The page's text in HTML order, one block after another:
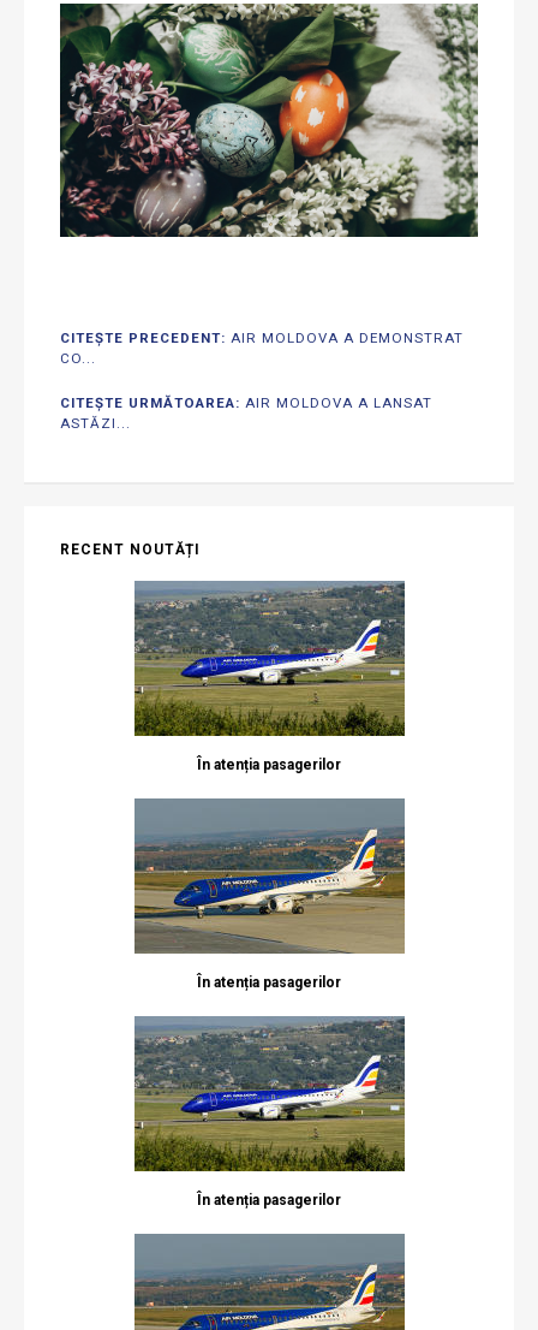
CITEȘTE PRECEDENT: AIR MOLDOVA A DEMONSTRAT
CO...
CITEȘTE URMĂTOAREA: AIR MOLDOVA A LANSAT
ASTĂZI...
RECENT NOUTĂȚI
În atenția pasagerilor
În atenția pasagerilor
În atenția pasagerilor